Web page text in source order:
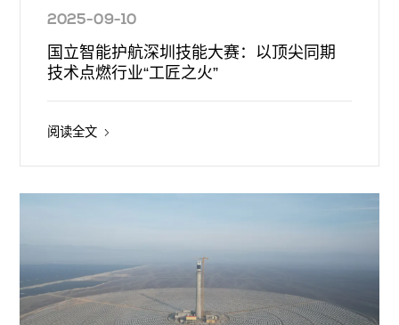
2025-09-10
国立智能护航深圳技能大赛：以顶尖同期
技术点燃行业“工匠之火”
阅读全文